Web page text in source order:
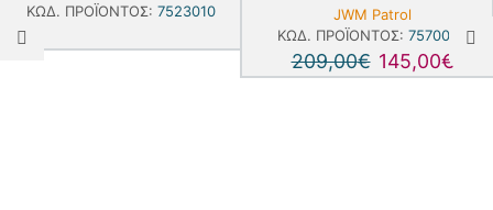
ΚΩΔ. ΠΡΟΪΌΝΤΟΣ: 7523010
JWM Patrol
ΚΩΔ. ΠΡΟΪΌΝΤΟΣ: 7570009
209,00€ 145,00€